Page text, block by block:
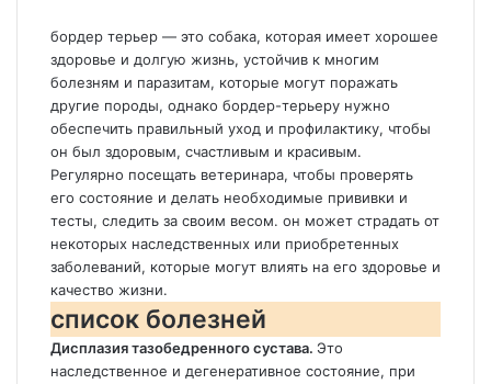
бордер терьер — это собака, которая имеет хорошее
здоровье и долгую жизнь, устойчив к многим
болезням и паразитам, которые могут поражать
другие породы, однако бордер-терьеру нужно
обеспечить правильный уход и профилактику, чтобы
он был здоровым, счастливым и красивым.
Регулярно посещать ветеринара, чтобы проверять
его состояние и делать необходимые прививки и
тесты, следить за своим весом. он может страдать от
некоторых наследственных или приобретенных
заболеваний, которые могут влиять на его здоровье и
качество жизни.
список болезней
Дисплазия тазобедренного сустава. Это
наследственное и дегенеративное состояние, при